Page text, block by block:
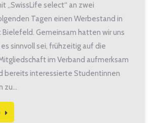
„SwissLife select“ an zwei
Tagen einen Werbestand in
Bielefeld. Gemeinsam hatten wir uns
sinnvoll sei, frühzeitig auf die
im Verband aufmerksam
bereits interessierte Studentinnen
zu…